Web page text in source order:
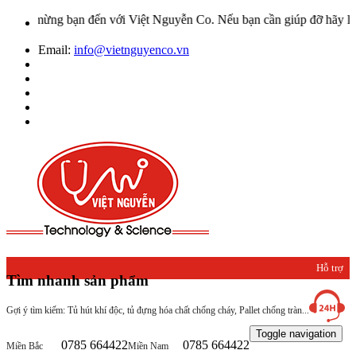
mừng bạn đến với Việt Nguyễn Co. Nếu bạn cần giúp đỡ hãy liên
Email: info@vietnguyenco.vn
Tìm nhanh sản phẩm
Gợi ý tìm kiếm: Tủ hút khí độc, tủ đựng hóa chất chống cháy, Pallet chống tràn...
Hỗ trợ
khách
hàng
Miền Bắc 0785 664422Miền Nam 0785 664422
Toggle navigation